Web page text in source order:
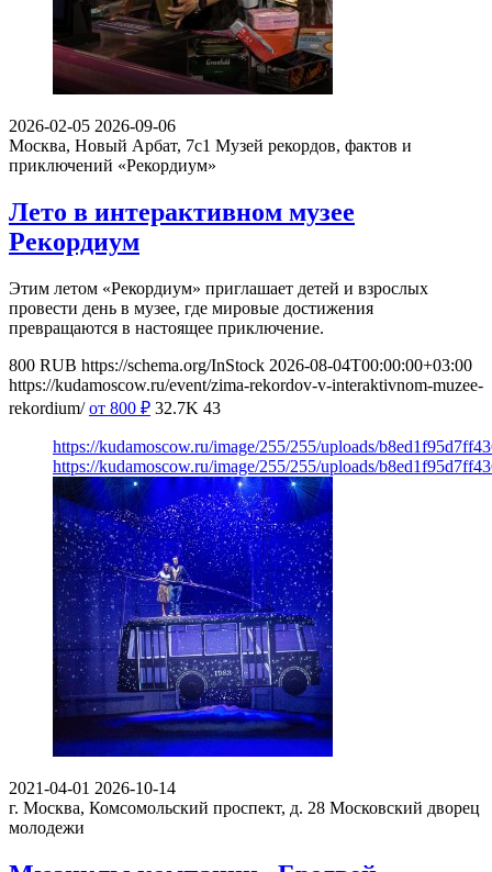
2026-02-05 2026-09-06
Москва, Новый Арбат, 7с1 Музей рекордов, фактов и
приключений «Рекордиум»
Лето в интерактивном музее
Рекордиум
Этим летом «Рекордиум» приглашает детей и взрослых
провести день в музее, где мировые достижения
превращаются в настоящее приключение.
800 RUB https://schema.org/InStock 2026-08-04T00:00:00+03:00
https://kudamoscow.ru/event/zima-rekordov-v-interaktivnom-muzee-
rekordium/ от 800 ₽ 32.7K 43
https://kudamoscow.ru/image/255/255/uploads/
https://kudamoscow.ru/image/255/255/uploads/
2021-04-01 2026-10-14
г. Москва, Комсомольский проспект, д. 28 Московский дворец
молодежи